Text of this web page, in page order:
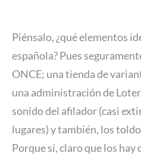
Piénsalo, ¿qué elementos
española? Pues
ONCE; una tienda de
una administración de
sonido del afilador (casi
lugares) y también, los
Porque sí, claro que los hay